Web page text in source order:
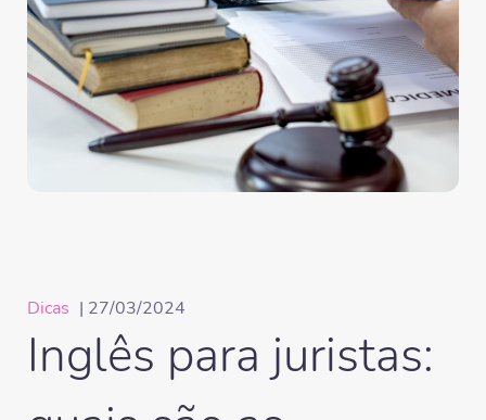
Dicas | 27/03/2024
Inglês para juristas: